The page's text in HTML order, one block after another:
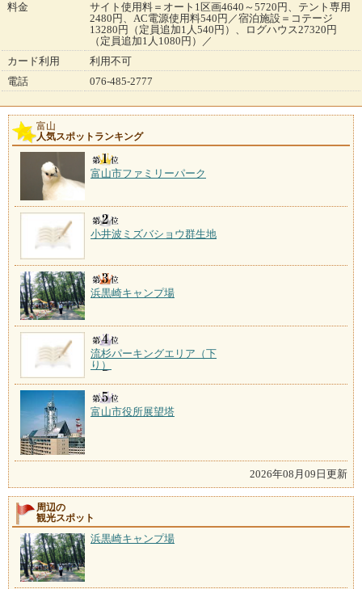
料金
サイト使用料＝オート1区画4640～5720円、テント専用
2480円、AC電源使用料540円／宿泊施設＝コテージ
13280円（定員追加1人540円）、ログハウス27320円
（定員追加1人1080円）／
カード利用
利用不可
電話
076-485-2777
富山
人気スポットランキング
富山市ファミリーパーク
小井波ミズバショウ群生地
浜黒崎キャンプ場
流杉パーキングエリア（下
り）
富山市役所展望塔
2026年08月09日更新
周辺の
観光スポット
浜黒崎キャンプ場